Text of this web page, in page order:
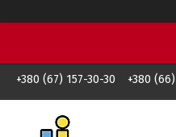
+380 (67) 157-30-30 +380